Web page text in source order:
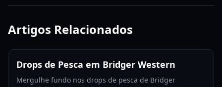
Artigos Relacionados
Drops de Pesca em Bridger Western
Mergulhe fundo nos drops de pesca de Bridger